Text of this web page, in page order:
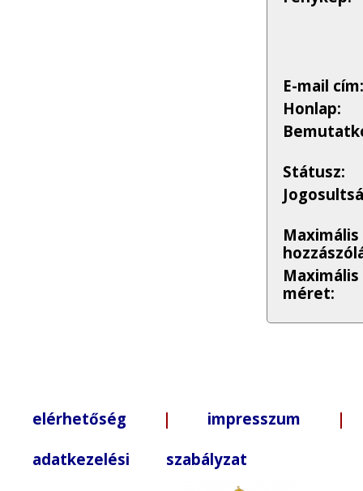
E-mail cím:
Honlap:
Státusz:
Maximális
Maximális
méret:
elérhetőség | impresszum |
adatkezelési szabályzat